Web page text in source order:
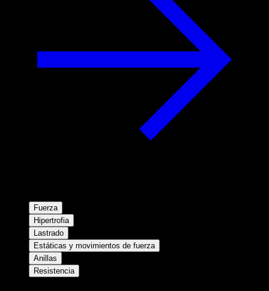
Fuerza
Hipertrofia
Lastrado
Estáticas y movimientos de fuerza
Anillas
Resistencia